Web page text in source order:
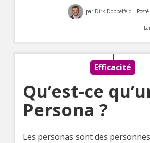
par Dirk Doppelfeld
Efficacité
Qu’est-ce
Persona ?
Les personas sont des